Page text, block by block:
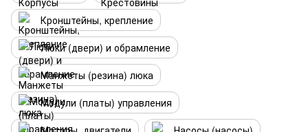
Кронштейны, крепление
Люки (двери) и обрамление
Манжеты (резина) люка
Модули (платы) управления